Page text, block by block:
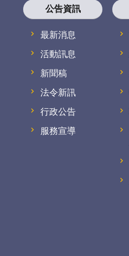
公告資訊
最新消息
活動訊息
新聞稿
法令新訊
行政公告
服務宣導